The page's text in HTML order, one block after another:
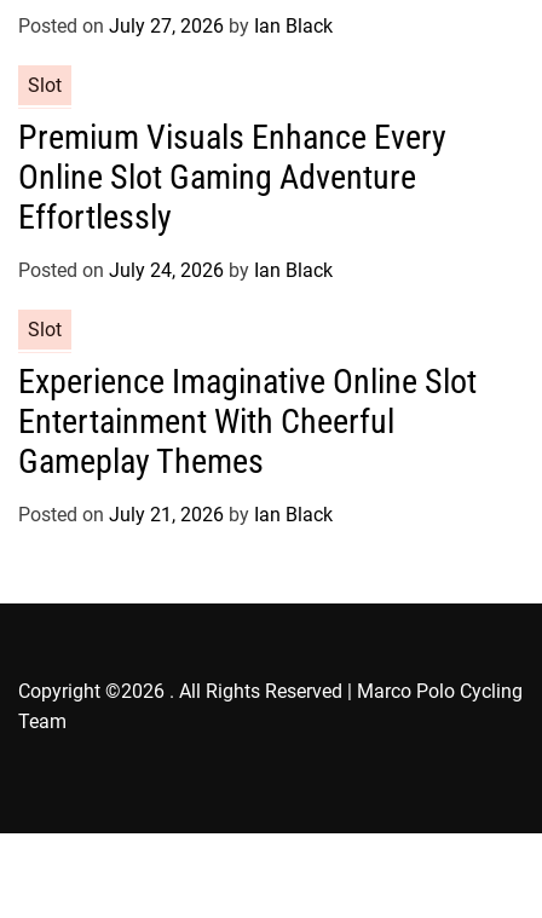
r
s
Posted on July 27, 2026 by Ian Black
a
e
g
o
r
s
Slot
Premium Visuals Enhance Every
Online Slot Gaming Adventure
Effortlessly
Posted on July 24, 2026 by Ian Black
a
e
g
o
r
Slot
Experience Imaginative Online Slot
Entertainment With Cheerful
Gameplay Themes
Posted on July 21, 2026 by Ian Black
Copyright ©2026 . All Rights Reserved | Marco Polo Cycling
Team